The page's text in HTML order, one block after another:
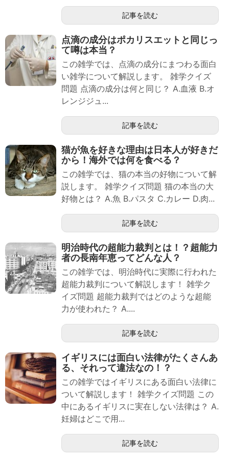
記事を読む
点滴の成分はポカリスエットと同じっ
て噂は本当？
この雑学では、点滴の成分にまつわる面白
い雑学について解説します。 雑学クイズ
問題 点滴の成分は何と同じ？ A.血液 B.オ
レンジジュ...
記事を読む
猫が魚を好きな理由は日本人が好きだ
から！海外では何を食べる？
この雑学では、猫の本当の好物について解
説します。 雑学クイズ問題 猫の本当の大
好物とは？ A.魚 B.パスタ C.カレー D.肉...
記事を読む
明治時代の超能力裁判とは！？超能力
者の長南年恵ってどんな人？
この雑学では、明治時代に実際に行われた
超能力裁判について解説します！ 雑学ク
イズ問題 超能力裁判ではどのような超能
力が使われた？ A....
記事を読む
イギリスには面白い法律がたくさんあ
る、それって違法なの！？
この雑学ではイギリスにある面白い法律に
ついて解説します！ 雑学クイズ問題 この
中にあるイギリスに実在しない法律は？ A.
妊婦はどこで用...
記事を読む